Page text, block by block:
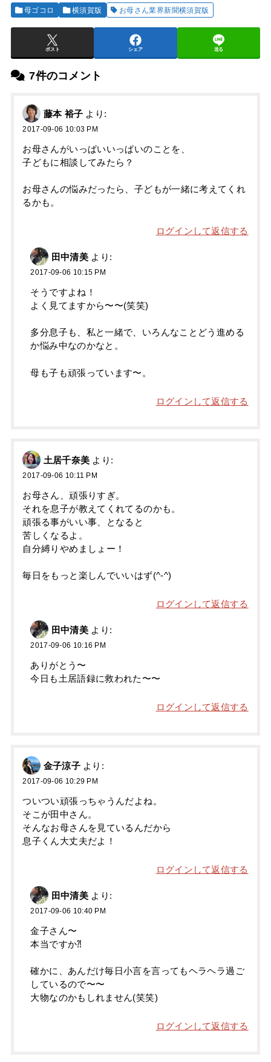
母ゴコロ 横須賀版 お母さん業界新聞横須賀版
ポスト シェア 送る
7件のコメント
藤本 裕子 より:
2017-09-06 10:03 PM
お母さんがいっぱいいっぱいのことを、
子どもに相談してみたら？
お母さんの悩みだったら、子どもが一緒に考えてくれ
るかも。
ログインして返信する
田中清美 より:
2017-09-06 10:15 PM
そうですよね！
よく見てますから〜〜(笑笑)
多分息子も、私と一緒で、いろんなことどう進める
か悩み中なのかなと。
母も子も頑張っています〜。
ログインして返信する
土居千奈美 より:
2017-09-06 10:11 PM
お母さん、頑張りすぎ。
それを息子が教えてくれてるのかも。
頑張る事がいい事、となると
苦しくなるよ。
自分縛りやめましょー！
毎日をもっと楽しんでいいはず(^-^)
ログインして返信する
田中清美 より:
2017-09-06 10:16 PM
ありがとう〜
今日も土居語録に救われた〜〜
ログインして返信する
金子涼子 より:
2017-09-06 10:29 PM
ついつい頑張っちゃうんだよね。
そこが田中さん。
そんなお母さんを見ているんだから
息子くん大丈夫だよ！
ログインして返信する
田中清美 より:
2017-09-06 10:40 PM
金子さん〜
本当ですか⁈
確かに、あんだけ毎日小言を言ってもヘラヘラ過ご
しているので〜〜
大物なのかもしれません(笑笑)
ログインして返信する